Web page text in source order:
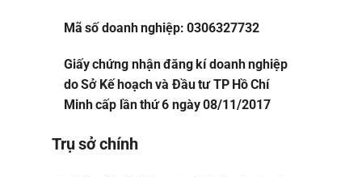
Mã số doanh nghiệp: 0306327732
Giấy chứng nhận đăng kí doanh nghiệp
do Sở Kế hoạch và Đầu tư TP Hồ Chí
Minh cấp lần thứ 6 ngày 08/11/2017
Trụ sở chính